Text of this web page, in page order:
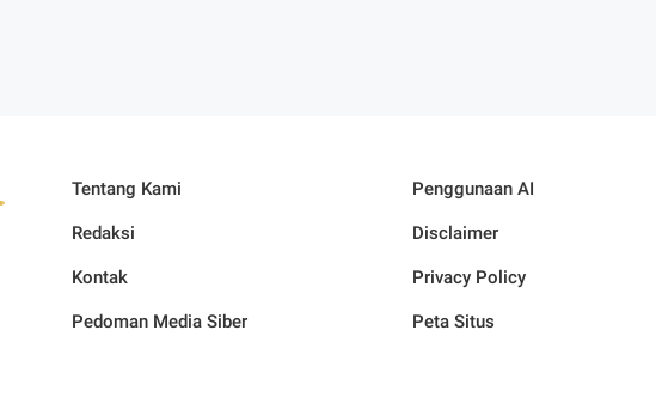
Tentang Kami
Redaksi
Kontak
Pedoman Media Siber
Penggunaan AI
Disclaimer
Privacy Policy
Peta Situs